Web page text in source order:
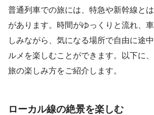
普通列車での旅には、特急や新幹線と
があります。時間がゆっくりと流れ、
しみながら、気になる場所で自由に途
ルメを楽しむことができます。以下に
旅の楽しみ方をご紹介します。
ローカル線の絶景を楽しむ